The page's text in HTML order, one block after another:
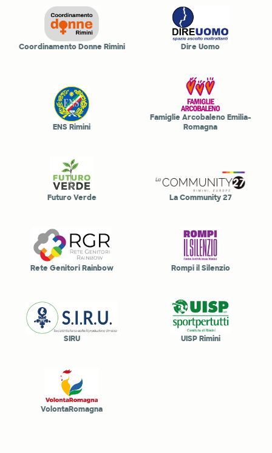
Coordinamento Donne Rimini Dire Uomo
ENS Rimini
Famiglie Arcobaleno Emilia-
Romagna
Futuro Verde La Community 27
Rete Genitori Rainbow Rompi il Silenzio
SIRU UISP Rimini
VolontaRomagna